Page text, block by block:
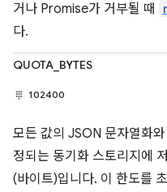
거나 Promise가 거부될 때
다.
QUOTA_BYTES
102400
모든 값의 JSON 문자열화
정되는 동기화 스토리지에
(바이트)입니다. 이 한도를